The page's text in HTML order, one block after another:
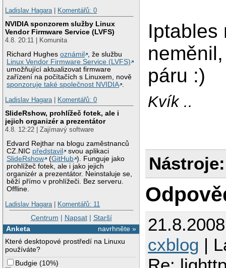
Ladislav Hagara| Komentářů: 0
NVIDIA sponzorem služby Linux
Vendor Firmware Service (LVFS)
4.8. 20:11 | Komunita
Richard Hughesoznámil
, že službu
Linux Vendor Firmware Service (LVFS)
umožňující aktualizovat firmware
zařízení na počítačích s Linuxem, nově
sponzoruje také společnost NVIDIA .
Ladislav Hagara| Komentářů: 0
SlideRshow, prohlížeč fotek, ale i
jejich organizér a prezentátor
4.8. 12:22 | Zajímavý software
Edvard Rejthar na blogu zaměstnanců
CZ.NIC představil
svou aplikaci
SlideRshow
(GitHub ). Funguje jako
prohlížeč fotek, ale i jako jejich
organizér a prezentátor. Neinstaluje se,
běží přímo v prohlížeči. Bez serveru.
Offline.
Ladislav Hagara| Komentářů: 11
Centrum | Napsat| Starší
navrhněte »
Anketa
Které desktopové prostředí na Linuxu
používáte?
Budgie (10%)
Iptables
páru :)
Kvík ..
Nástroje:
cxblog |